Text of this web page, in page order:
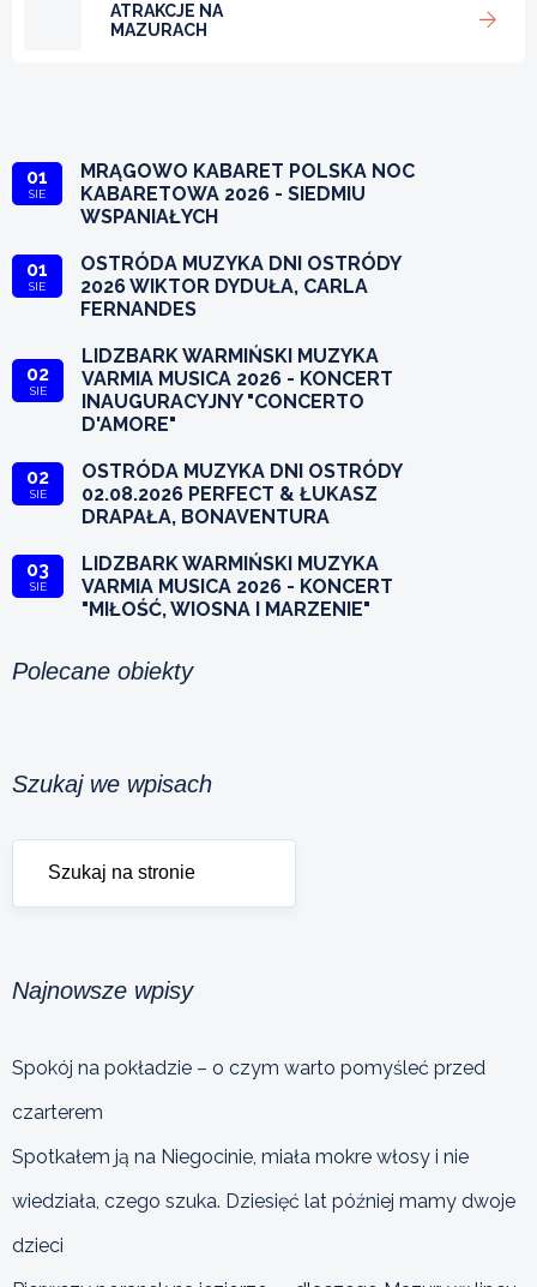
ATRAKCJE NA
MAZURACH
01
SIE
MRĄGOWO KABARET POLSKA NOC
KABARETOWA 2026 - SIEDMIU
WSPANIAŁYCH
01
SIE
OSTRÓDA MUZYKA DNI OSTRÓDY
2026 WIKTOR DYDUŁA, CARLA
FERNANDES
02
SIE
LIDZBARK WARMIŃSKI MUZYKA
VARMIA MUSICA 2026 - KONCERT
INAUGURACYJNY "CONCERTO
D'AMORE"
02
SIE
OSTRÓDA MUZYKA DNI OSTRÓDY
02.08.2026 PERFECT & ŁUKASZ
DRAPAŁA, BONAVENTURA
03
SIE
LIDZBARK WARMIŃSKI MUZYKA
VARMIA MUSICA 2026 - KONCERT
"MIŁOŚĆ, WIOSNA I MARZENIE"
Polecane obiekty
Szukaj we wpisach
Najnowsze wpisy
Spokój na pokładzie – o czym warto pomyśleć przed
czarterem
Spotkałem ją na Niegocinie, miała mokre włosy i nie
wiedziała, czego szuka. Dziesięć lat później mamy dwoje
dzieci